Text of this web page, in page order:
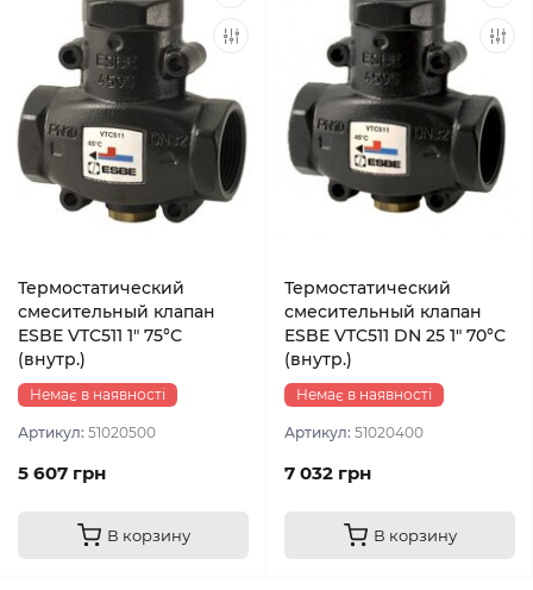
Термостатический
смесительный клапан
ESBE VTC511 1″ 75°С
(внутр.)
Немає в наявності
Артикул: 51020500
5 607 грн
В корзину
Термостатический
смесительный клапан
ESBE VTC511 DN 25 1″ 70°С
(внутр.)
Немає в наявності
Артикул: 51020400
7 032 грн
В корзину